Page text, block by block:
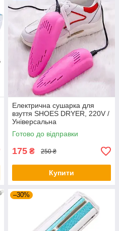
Електрична сушарка для
взуття SHOES DRYER, 220V /
Універсальна
електросушарка для взуття
Готово до відправки
175 ₴ 250 ₴
Купити
–30%